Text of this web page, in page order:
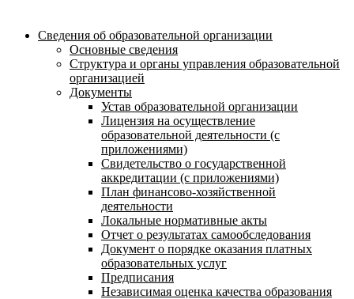
Сведения об образовательной организации
Основные сведения
Структура и органы управления образовательной
организацией
Документы
Устав образовательной организации
Лицензия на осуществление
образовательной деятельности (с
приложениями)
Свидетельство о государственной
аккредитации (с приложениями)
План финансово-хозяйственной
деятельности
Локальные нормативные акты
Отчет о результатах самообследования
Документ о порядке оказания платных
образовательных услуг
Предписания
Независимая оценка качества образования